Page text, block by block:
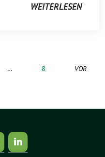
WEITERLESEN
… 8 VOR